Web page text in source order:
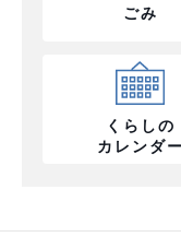
ごみ
くらしの
カレンダー